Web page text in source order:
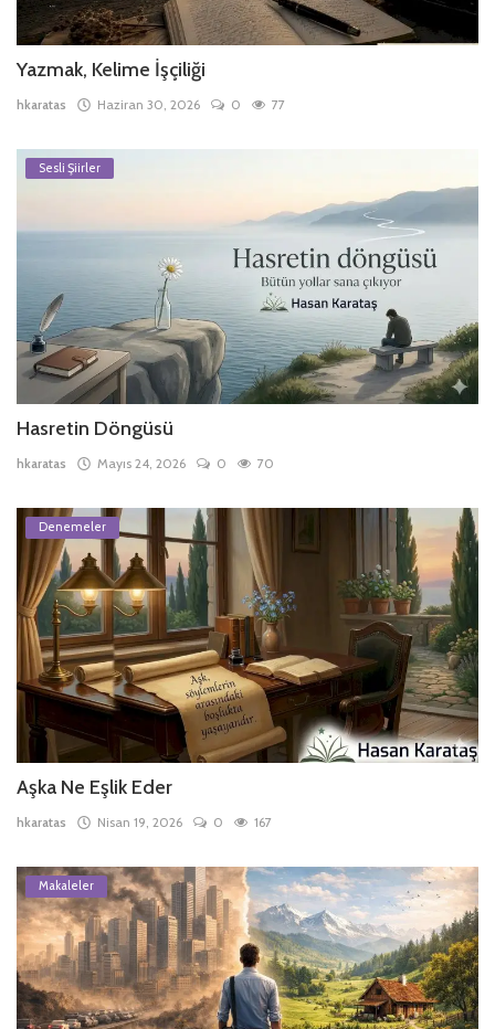
Yazmak, Kelime İşçiliği
hkaratas Haziran 30, 2026 0 77
Sesli Şiirler
Hasretin Döngüsü
hkaratas Mayıs 24, 2026 0 70
Denemeler
Aşka Ne Eşlik Eder
hkaratas Nisan 19, 2026 0 167
Makaleler